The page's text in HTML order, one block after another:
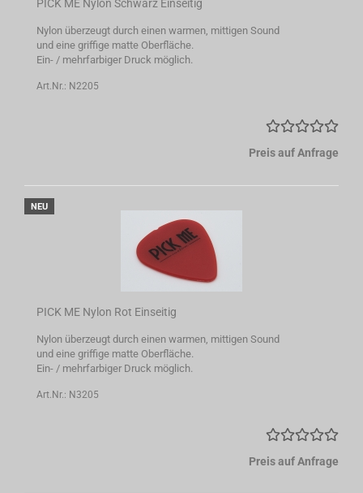
PICK ME Nylon Schwarz Einseitig
Nylon überzeugt durch einen warmen, mittigen Sound
und eine griffige matte Oberfläche.
Ein- / mehrfarbiger Druck möglich.
Art.Nr.: N2205
Preis auf Anfrage
NEU
PICK ME Nylon Rot Einseitig
Nylon überzeugt durch einen warmen, mittigen Sound
und eine griffige matte Oberfläche.
Ein- / mehrfarbiger Druck möglich.
Art.Nr.: N3205
Preis auf Anfrage